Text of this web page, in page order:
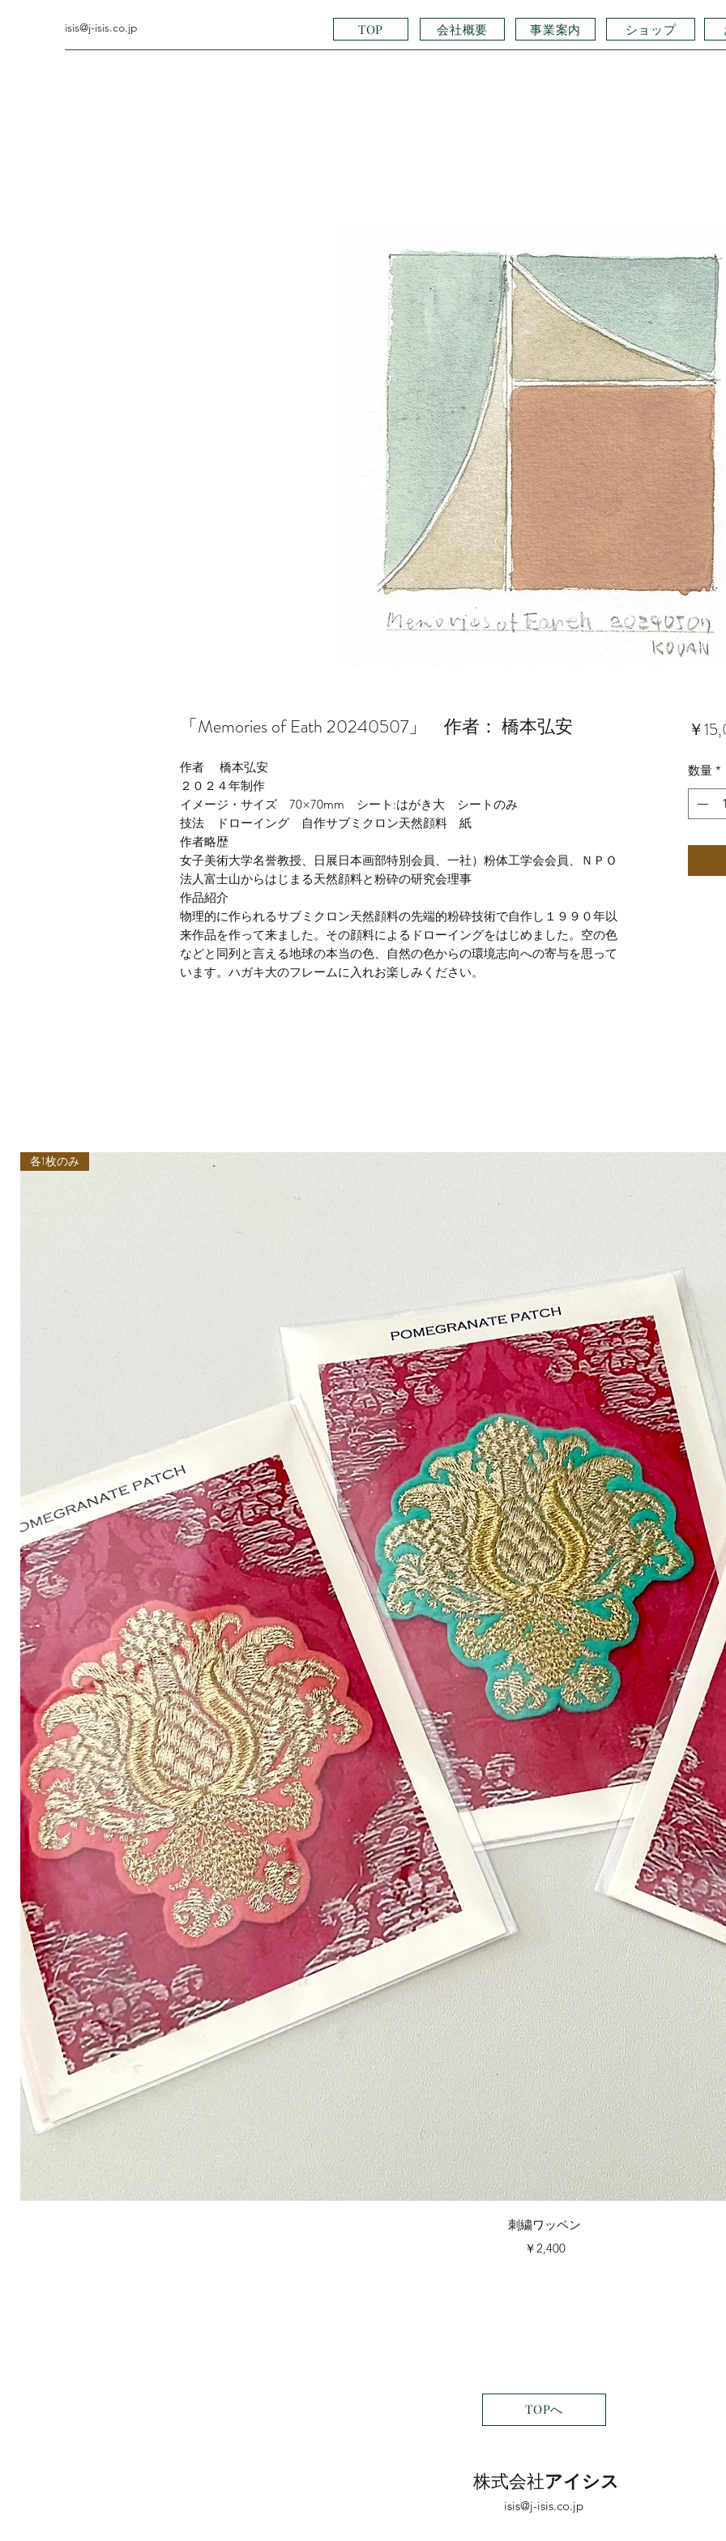
isis@j-isis.co.jp TOP 会社概要 事業案内 ショップ
「Memories of Eath 20240507」 作者： 橋本弘安
作者 橋本弘安
２０２４年制作
イメージ・サイズ 70×70mm シート:はがき大 シートのみ
技法 ドローイング 自作サブミクロン天然顔料 紙
作者略歴
女子美術大学名誉教授、日展日本画部特別会員、一社）粉体工学会会員、ＮＰＯ
法人富士山からはじまる天然顔料と粉砕の研究会理事
作品紹介
物理的に作られるサブミクロン天然顔料の先端的粉砕技術で自作し１９９０年以
来作品を作って来ました。その顔料によるドローイングをはじめました。空の色
などと同列と言える地球の本当の色、自然の色からの環境志向への寄与を思って
います。ハガキ大のフレームに入れお楽しみください。
￥
数量 *
クイックビュー
各1枚のみ
刺繍ワッペン
価格
￥2,400
TOPへ
株式会社アイシス
isis@j-isis.co.jp